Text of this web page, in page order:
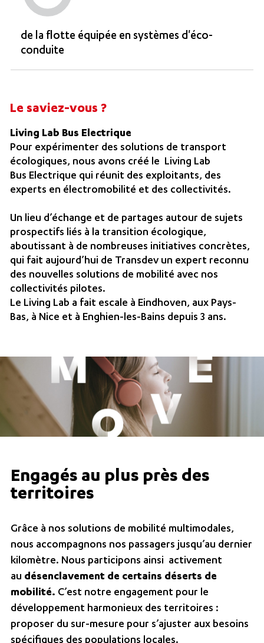
de la flotte équipée en systèmes d'éco-
conduite
Le saviez-vous ?
Living Lab Bus Electrique
Pour expérimenter des solutions de transport
écologiques, nous avons créé le Living Lab
Bus Electrique qui réunit des exploitants, des
experts en électromobilité et des collectivités.
Un lieu d’échange et de partages autour de sujets
prospectifs liés à la transition écologique,
aboutissant à de nombreuses initiatives concrètes,
qui fait aujourd’hui de Transdev un expert reconnu
des nouvelles solutions de mobilité avec nos
collectivités pilotes.
Le Living Lab a fait escale à Eindhoven, aux Pays-
Bas, à Nice et à Enghien-les-Bains depuis 3 ans.
Engagés au plus près des
territoires​
Grâce à nos solutions de mobilité multimodales,
nous accompagnons nos passagers jusqu’au dernier
kilomètre. Nous participons ainsi activement
au désenclavement de certains déserts de
mobilité. C’est notre engagement pour le
développement harmonieux des territoires :
proposer du sur-mesure pour s’ajuster aux besoins
spécifiques des populations locales.